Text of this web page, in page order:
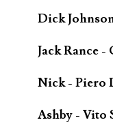
Dick
Jack Rance
Nick - Piero
Ashby - Vito